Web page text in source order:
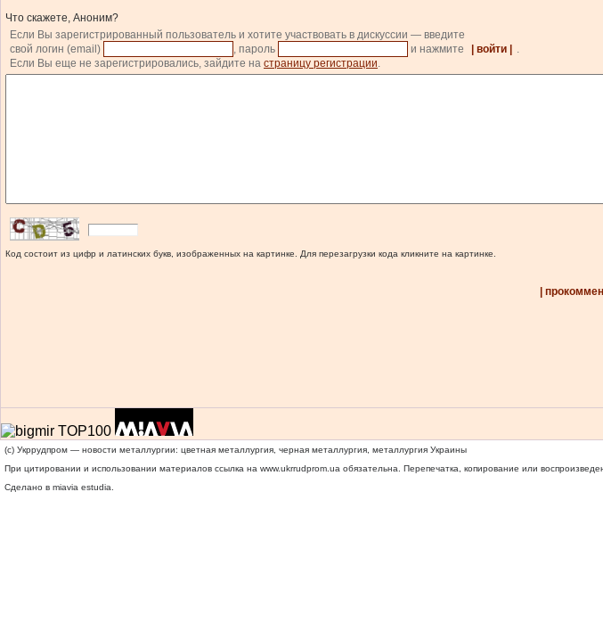
Что скажете, Аноним?
Если Вы зарегистрированный пользователь и хотите участвовать в дискуссии — введите
свой логин (email)
, пароль и нажмите | войти |
.
Если Вы еще не зарегистрировались, зайдите на страницу регистрации.
Код состоит из цифр и латинских букв, изображенных на картинке. Для перезагрузки кода кликните на картинке.
|
(c) Укррудпром — новости металлургии: цветная металлургия, черная металлургия, металлургия Украины
При цитировании и использовании материалов ссылка на www.ukrrudprom.ua обязательна. Перепечатка, копирование или
Сделано в miavia estudia.